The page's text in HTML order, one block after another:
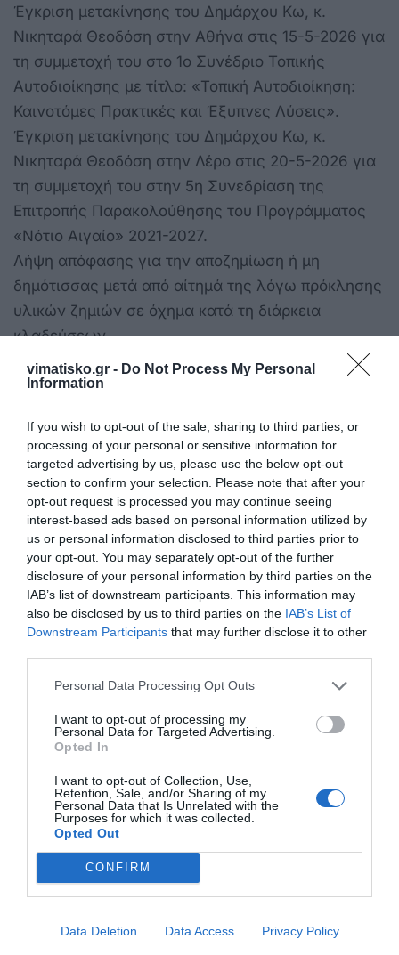
vimatisko.gr - Do Not Process My Personal
Information
If you wish to opt-out of the sale, sharing to third parties, or
processing of your personal or sensitive information for
targeted advertising by us, please use the below opt-out
section to confirm your selection. Please note that after your
opt-out request is processed you may continue seeing
interest-based ads based on personal information utilized by
us or personal information disclosed to third parties prior to
your opt-out. You may separately opt-out of the further
disclosure of your personal information by third parties on the
IAB’s list of downstream participants. This information may
also be disclosed by us to third parties on the IAB’s List of
Downstream Participants that may further disclose it to other
Personal Data Processing Opt Outs
I want to opt-out of processing my
Personal Data for Targeted Advertising.
Opted In
I want to opt-out of Collection, Use,
Retention, Sale, and/or Sharing of my
Personal Data that Is Unrelated with the
Purposes for which it was collected.
Opted Out
CONFIRM
Data Deletion Data Access Privacy Policy
Έγκριση μετακίνησης του Δημάρχου Κω, κ.
Νικηταρά Θεοδόση στην Αθήνα στις 15-5-2026 για
τη συμμετοχή του στο 1ο Συνέδριο Τοπικής
Αυτοδιοίκησης με τίτλο: «Τοπική Αυτοδιοίκηση:
Καινοτόμες Πρακτικές και Έξυπνες Λύσεις».
Έγκριση μετακίνησης του Δημάρχου Κω, κ.
Νικηταρά Θεοδόση στην Λέρο στις 20-5-2026 για
τη συμμετοχή του στην 5η Συνεδρίαση της
Επιτροπής Παρακολούθησης του Προγράμματος
«Νότιο Αιγαίο» 2021-2027.
Λήψη απόφασης για την αποζημίωση ή μη
δημότισσας μετά από αίτημά της λόγω πρόκλησης
υλικών ζημιών σε όχημα κατά τη διάρκεια
κλαδεύσεων.
χυδαιότητας!